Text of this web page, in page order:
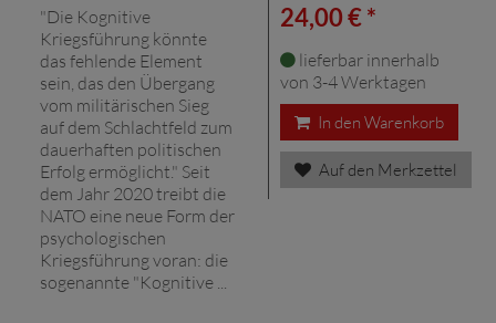
"Die Kognitive
Kriegsführung könnte
das fehlende Element
sein, das den Übergang
vom militärischen Sieg
auf dem Schlachtfeld zum
dauerhaften politischen
Erfolg ermöglicht." Seit
dem Jahr 2020 treibt die
NATO eine neue Form der
psychologischen
Kriegsführung voran: die
sogenannte "Kognitive ...
24,00 € *
lieferbar innerhalb
von 3-4 Werktagen
In den Warenkorb
Auf den Merkzettel